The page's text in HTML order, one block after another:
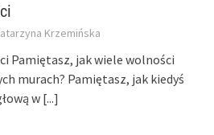
Krzemińska
Pamiętasz, jak wiele wolności
murach? Pamiętasz, jak kiedyś
w [...]